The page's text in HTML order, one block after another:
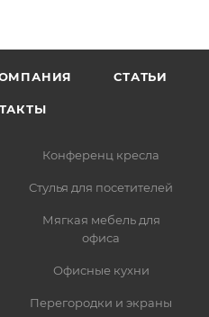
СТАТЬИ
Конференц кресла
Стулья для посетителей
Мягкая мебель для
офиса
Офисные кухни
Перегородки и экраны